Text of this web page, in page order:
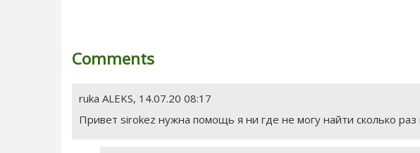
Comments
ruka ALEKS, 14.07.20 08:17
Привет sirokez нужна помощь я ни где не могу найти сколько